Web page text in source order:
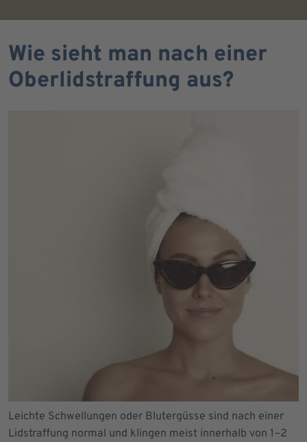
Wie sieht man nach einer
Oberlidstraffung aus?
Leichte Schwellungen oder Blutergüsse sind nach einer
Lidstraffung normal und klingen meist innerhalb von 1–2